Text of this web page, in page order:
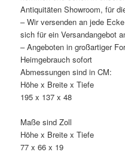
Antiquitäten Showroom, für
– Wir versenden an jede
sich für ein Versandangebot
– Angeboten in großartiger
Heimgebrauch sofort
Abmessungen sind in CM:
Höhe x Breite x Tiefe
195 x 137 x 48
Maße sind Zoll
Höhe x Breite x Tiefe
77 x 66 x 19